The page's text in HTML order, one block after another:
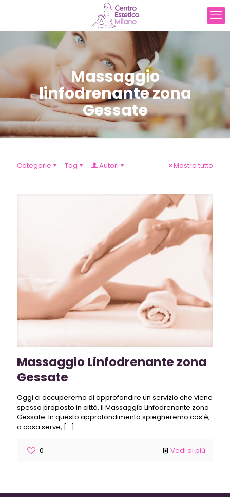
Massaggio
linfodrenante zona
Gessate
Categorie Tag Autori Mostra tutto
Massaggio Linfodrenante zona
Gessate
Oggi ci occuperemo di approfondire un servizio che viene
spesso proposto in città, il Massaggio Linfodrenante zona
Gessate. In questo approfondimento spiegheremo cos’è,
a cosa serve, […]
0 Vedi di più